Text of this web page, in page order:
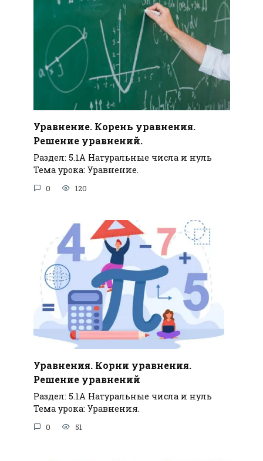
Уравнение. Корень уравнения.
Решение уравнений.
Раздел: 5.1А Натуральные числа и нуль
Тема урока: Уравнение.
0 120
Уравнения. Корни уравнения.
Решение уравнений
Раздел: 5.1А Натуральные числа и нуль
Тема урока: Уравнения.
0 51